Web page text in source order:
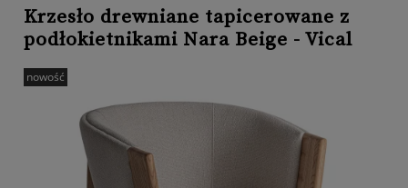
Krzesło drewniane tapicerowane z
podłokietnikami Nara Beige - Vical
nowość